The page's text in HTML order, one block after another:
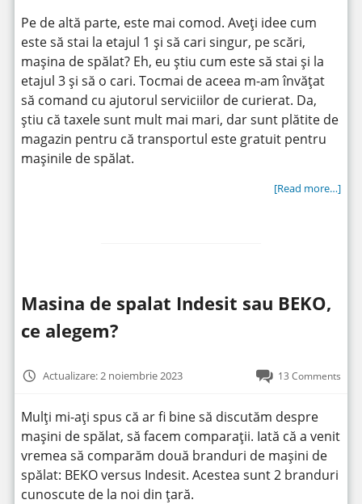
Pe de altă parte, este mai comod. Aveți idee cum
este să stai la etajul 1 și să cari singur, pe scări,
mașina de spălat? Eh, eu știu cum este să stai și la
etajul 3 și să o cari. Tocmai de aceea m-am învățat
să comand cu ajutorul serviciilor de curierat. Da,
știu că taxele sunt mult mai mari, dar sunt plătite de
magazin pentru că transportul este gratuit pentru
mașinile de spălat.
[Read more…]
Masina de spalat Indesit sau BEKO,
ce alegem?
Actualizare: 2 noiembrie 2023 13 Comments
Mulți mi-ați spus că ar fi bine să discutăm despre
mașini de spălat, să facem comparații. Iată că a venit
vremea să comparăm două branduri de mașini de
spălat: BEKO versus Indesit. Acestea sunt 2 branduri
cunoscute de la noi din țară.